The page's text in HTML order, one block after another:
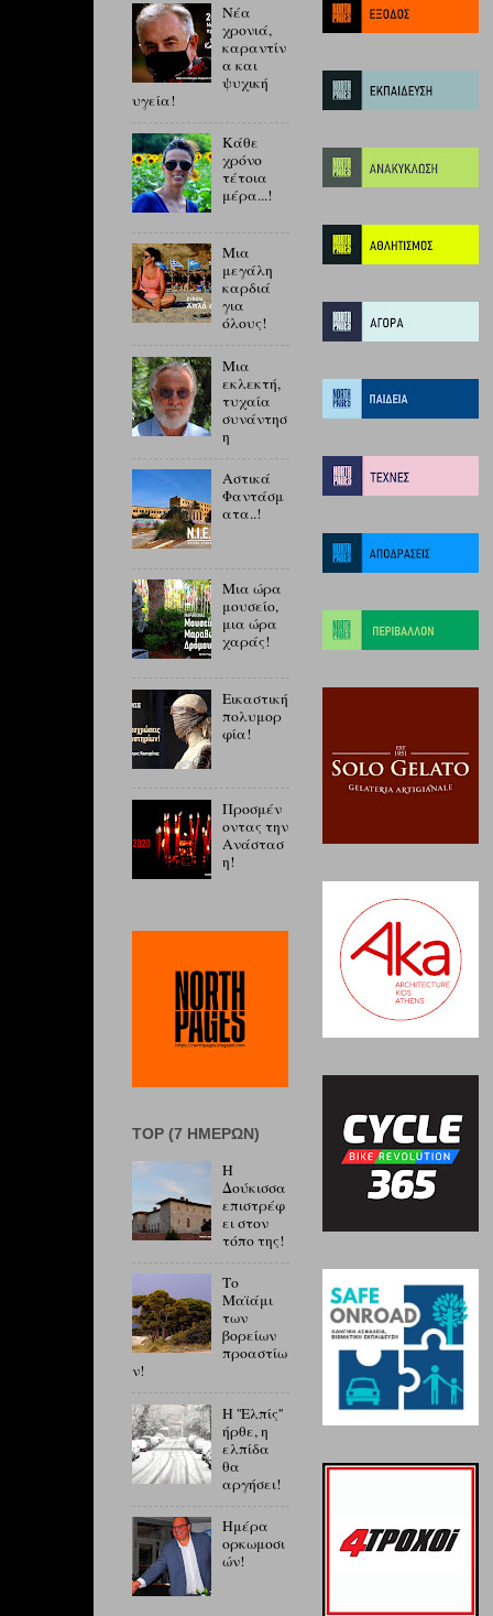
Νέα
χρονιά,
καραντίν
α και
ψυχική
υγεία!
Κάθε
χρόνο
τέτοια
μέρα...!
Μια
μεγάλη
καρδιά
για
όλους!
Μια
εκλεκτή,
τυχαία
συνάντησ
η
Αστικά
Φαντάσμ
ατα..!
Μια ώρα
μουσείο,
μια ώρα
χαράς!
Εικαστική
πολυμορ
φία!
Προσμέν
οντας την
Ανάστασ
η!
ΤOP (7 ΗΜΕΡΏΝ)
Η
Δούκισσα
επιστρέφ
ει στον
τόπο της!
Το
Μαϊάμι
των
βορείων
προαστίω
ν!
Η ''Ελπίς''
ήρθε, η
ελπίδα
θα
αργήσει!
Ημέρα
ορκωμοσι
ών!